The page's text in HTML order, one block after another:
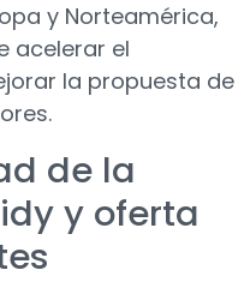
y Norteamérica,
acelerar el
la propuesta de
de la
y oferta